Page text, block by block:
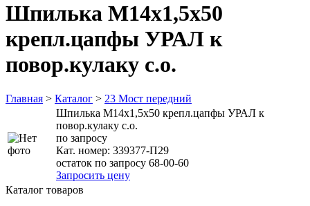
Шпилька М14х1,5х50
крепл.цапфы УРАЛ к
повор.кулаку с.о.
Главная > Каталог > 23 Мост передний
Шпилька М14х1,5х50 крепл.цапфы УРАЛ к
повор.кулаку с.о.
по запросу
Кат. номер: 339377-П29
остаток по запросу 68-00-60
Запросить цену
Каталог товаров